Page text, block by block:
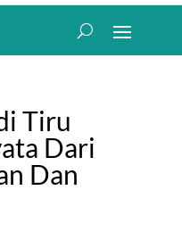
Tiru
Dari
Dan